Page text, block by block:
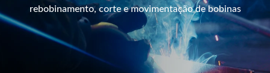
rebobinamento, corte e movimentação de bobinas